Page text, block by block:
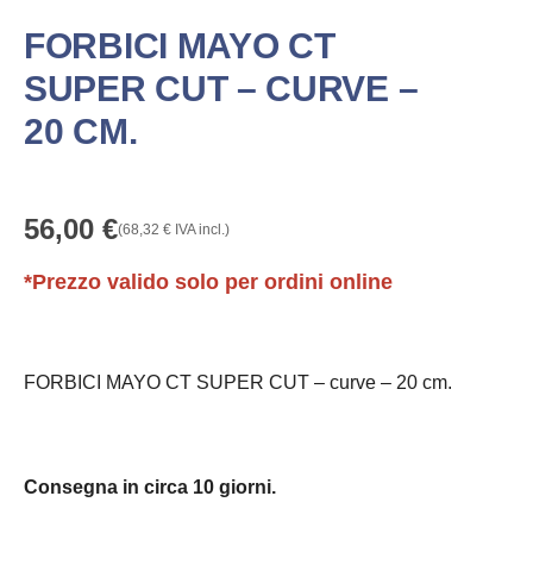
FORBICI MAYO CT
SUPER CUT – CURVE –
20 CM.
56,00 €(68,32 € IVA incl.)
*Prezzo valido solo per ordini online
FORBICI MAYO CT SUPER CUT – curve – 20 cm.
Consegna in circa 10 giorni.